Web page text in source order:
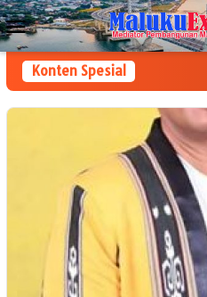
Loncat
ke
konten
Menu
Mobile
Konten Spesial